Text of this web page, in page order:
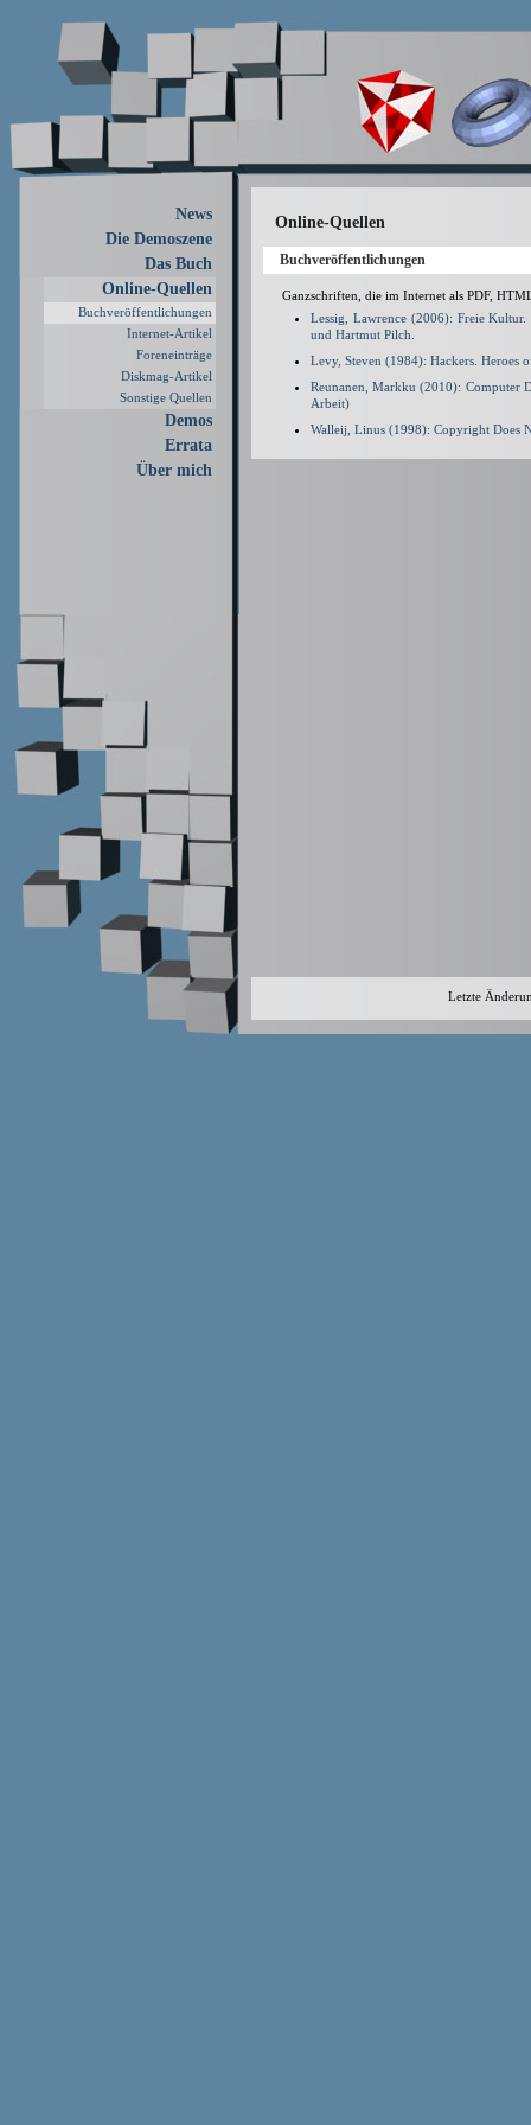
News
Die Demoszene
Das Buch
Online-Quellen
Buchveröffentlichungen
Internet-Artikel
Foreneinträge
Diskmag-Artikel
Sonstige Quellen
Demos
Errata
Über mich
Online-Quellen
Buchveröffentlichungen
Ganzschriften, die im Internet als PDF,
Lessig, Lawrence (2006): Freie
und Hartmut Pilch.
Levy, Steven (1984): Hackers. Heroes
Reunanen, Markku (2010): Computer
Arbeit)
Walleij, Linus (1998): Copyright Does
Letzte